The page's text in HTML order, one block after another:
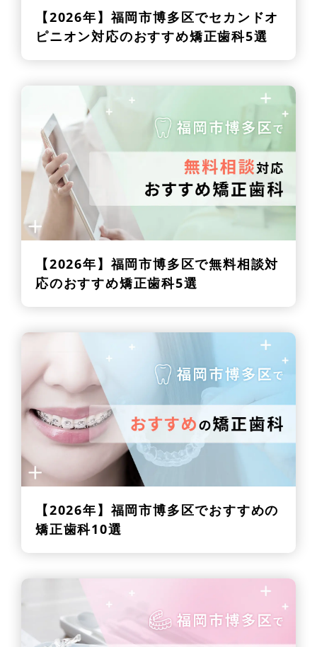
【2026年】 福岡市博多区でセカンドオ
ピニオン対応のおすすめ矯正歯科5選
【2026年】 福岡市博多区で無料相談対
応のおすすめ矯正歯科5選
【2026年】 福岡市博多区でおすすめの
矯正歯科10選